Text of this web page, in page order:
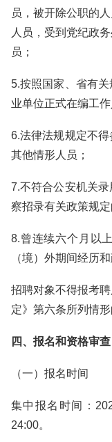
员，被开除公职的
人员，受到党纪政
员；
5.按照国家、省有
业单位正式在编工作
6.法律法规规定不
其他情形人员；
7.不符合公安机关
察招录有关政策规定
8.曾连续六个月以
（境）外期间经历
招聘对象不得报考
定》第六条所列情形
四、报名和资格审查
（一）报名时间
集中报名时间：
24:00。